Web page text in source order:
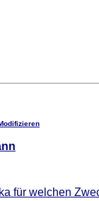
für welchen